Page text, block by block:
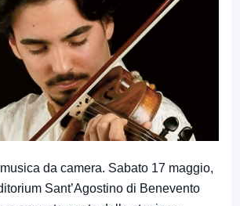
da camera. Sabato 17 maggio,
Sant’Agostino di Benevento